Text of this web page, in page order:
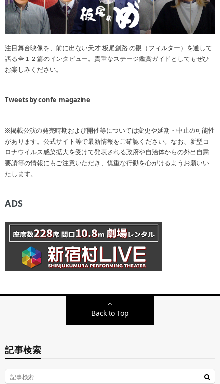
注目舞台映像を、前に出ない天才 板尾創路 の眼（フィルター）を通して
語る全１２篇のインタビュー。貴重なステージ鑑賞ガイドとしてもぜひ
お楽しみください。
Tweets by confe_magazine
※掲載公演の発売時期および開催等については変更や延期・中止の可能性
があります。公式サイト等で最新情報をご確認ください。なお、新型コ
ロナウイルス感染拡大を受けて発表される政府や自治体からの外出自粛
要請等の情報にもご注意いただき、慎重な行動を心がけるようお願いい
たします。
ADS
Back to Top
記事検索